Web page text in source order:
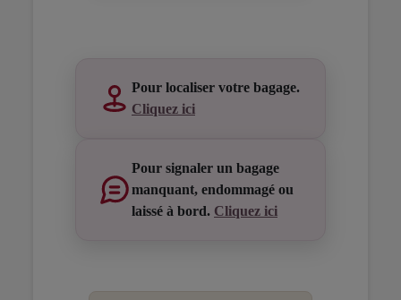
Pour localiser votre bagage.
Cliquez ici
Pour signaler un bagage
manquant, endommagé ou
laissé à bord. Cliquez ici